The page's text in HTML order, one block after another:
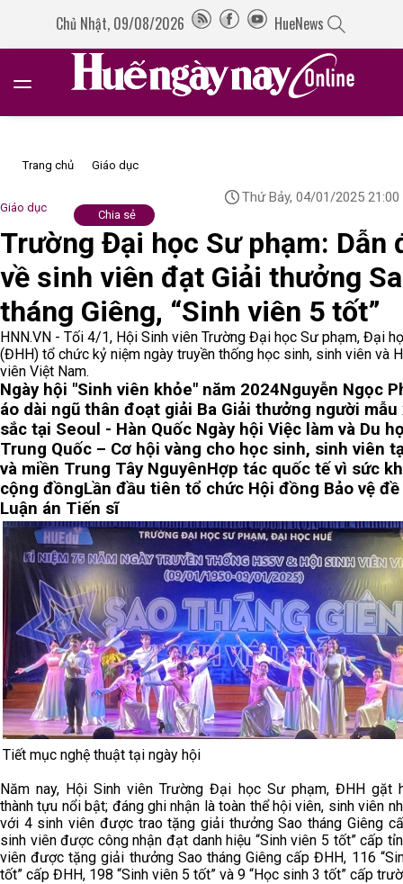
Chủ Nhật, 09/08/2026 HueNews
Trang chủ Giáo dục
Giáo dục
Thứ Bảy, 04/01/2025 21:00
Chia sẻ
Trường Đại học Sư phạm: Dẫn
về sinh viên đạt Giải thưởng
tháng Giêng, “Sinh viên 5 tốt”
HNN.VN - Tối 4/1, Hội Sinh viên Trường Đại học Sư phạm, Đại
(ĐHH) tổ chức kỷ niệm ngày truyền thống học sinh, sinh viên và
viên Việt Nam.
Ngày hội "Sinh viên khỏe" năm 2024Nguyễn Ngọc
áo dài ngũ thân đoạt giải Ba Giải thưởng người mẫu
sắc tại Seoul - Hàn Quốc Ngày hội Việc làm và Du
Trung Quốc – Cơ hội vàng cho học sinh, sinh viên
và miền Trung Tây NguyênHợp tác quốc tế vì sức
cộng đồngLần đầu tiên tổ chức Hội đồng Bảo vệ
Luận án Tiến sĩ
Tiết mục nghệ thuật tại ngày hội
Năm nay, Hội Sinh viên Trường Đại học Sư phạm, ĐHH gặt
thành tựu nổi bật; đáng ghi nhận là toàn thể hội viên, sinh viên
với 4 sinh viên được trao tặng giải thưởng Sao tháng Giêng
sinh viên được công nhận đạt danh hiệu “Sinh viên 5 tốt” cấp
viên được tặng giải thưởng Sao tháng Giêng cấp ĐHH, 116
tốt” cấp ĐHH, 198 “Sinh viên 5 tốt” và 9 “Học sinh 3 tốt” cấp